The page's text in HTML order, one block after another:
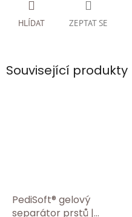
ZEPTAT SE
HLÍDAT
Související produkty
PediSoft® gelový
separátor prstů |